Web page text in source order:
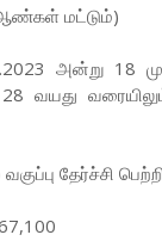
மட்டும்)
அன்று 18
28 வயது
தேர்ச்சி